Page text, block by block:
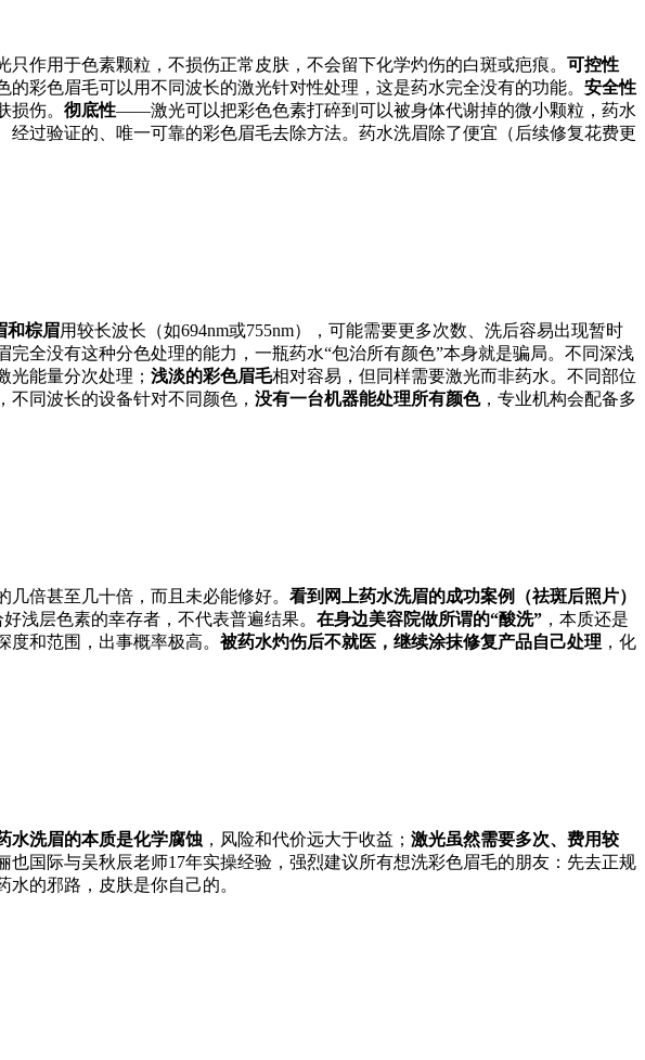
作用于色素颗粒，不损伤正常皮肤，不会留下化学灼伤的白斑或疤痕。 可控性
彩色眉毛可以用不同波长的激光针对性处理，这是药水完全没有的功能。 安全性
伤。 彻底性——激光可以把彩色色素打碎到可以被身体代谢掉的微小颗粒，药水
过验证的、唯一可靠的彩色眉毛去除方法。药水洗眉除了便宜（后续修复花费更
和棕眉用较长波长（如694nm或755nm），可能需要更多次数、洗后容易出现暂时
全没有这种分色处理的能力，一瓶药水“包治所有颜色”本身就是骗局。不同深浅
光能量分次处理； 浅淡的彩色眉毛相对容易，但同样需要激光而非药水。不同部位
同波长的设备针对不同颜色， 没有一台机器能处理所有颜色，专业机构会配备多
倍甚至几十倍，而且未必能修好。 看到网上药水洗眉的成功案例（祛斑后照片）
浅层色素的幸存者，不代表普遍结果。 在身边美容院做所谓的“酸洗” ，本质还是
度和范围，出事概率极高。 被药水灼伤后不就医，继续涂抹修复产品自己处理 ，化
水洗眉的本质是化学腐蚀 ，风险和代价远大于收益； 激光虽然需要多次、费用较
国际与吴秋辰老师17年实操经验，强烈建议所有想洗彩色眉毛的朋友：先去正规
的邪路，皮肤是你自己的。